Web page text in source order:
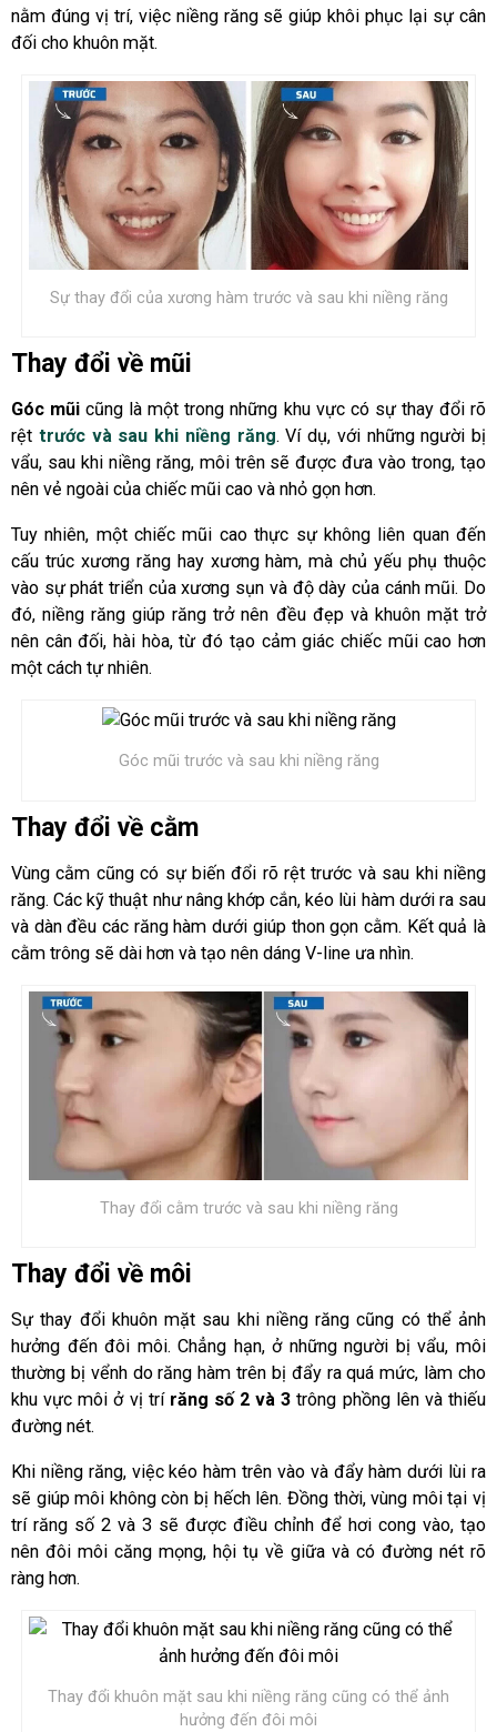
nằm đúng vị trí, việc niềng răng sẽ giúp khôi phục lại sự cân
đối cho khuôn mặt.
Sự thay đổi của xương hàm trước và sau khi niềng răng
Thay đổi về mũi
Góc mũi cũng là một trong những khu vực có sự thay đổi rõ
rệt trước và sau khi niềng răng. Ví dụ, với những người bị
vẩu, sau khi niềng răng, môi trên sẽ được đưa vào trong, tạo
nên vẻ ngoài của chiếc mũi cao và nhỏ gọn hơn.
Tuy nhiên, một chiếc mũi cao thực sự không liên quan đến
cấu trúc xương răng hay xương hàm, mà chủ yếu phụ thuộc
vào sự phát triển của xương sụn và độ dày của cánh mũi. Do
đó, niềng răng giúp răng trở nên đều đẹp và khuôn mặt trở
nên cân đối, hài hòa, từ đó tạo cảm giác chiếc mũi cao hơn
một cách tự nhiên.
Góc mũi trước và sau khi niềng răng
Thay đổi về cằm
Vùng cằm cũng có sự biến đổi rõ rệt trước và sau khi niềng
răng. Các kỹ thuật như nâng khớp cắn, kéo lùi hàm dưới ra sau
và dàn đều các răng hàm dưới giúp thon gọn cằm. Kết quả là
cằm trông sẽ dài hơn và tạo nên dáng V-line ưa nhìn.
Thay đổi cằm trước và sau khi niềng răng
Thay đổi về môi
Sự thay đổi khuôn mặt sau khi niềng răng cũng có thể ảnh
hưởng đến đôi môi. Chẳng hạn, ở những người bị vẩu, môi
thường bị vểnh do răng hàm trên bị đẩy ra quá mức, làm cho
khu vực môi ở vị trí răng số 2 và 3 trông phồng lên và thiếu
đường nét.
Khi niềng răng, việc kéo hàm trên vào và đẩy hàm dưới lùi ra
sẽ giúp môi không còn bị hếch lên. Đồng thời, vùng môi tại vị
trí răng số 2 và 3 sẽ được điều chỉnh để hơi cong vào, tạo
nên đôi môi căng mọng, hội tụ về giữa và có đường nét rõ
ràng hơn.
Thay đổi khuôn mặt sau khi niềng răng cũng có thể ảnh
hưởng đến đôi môi